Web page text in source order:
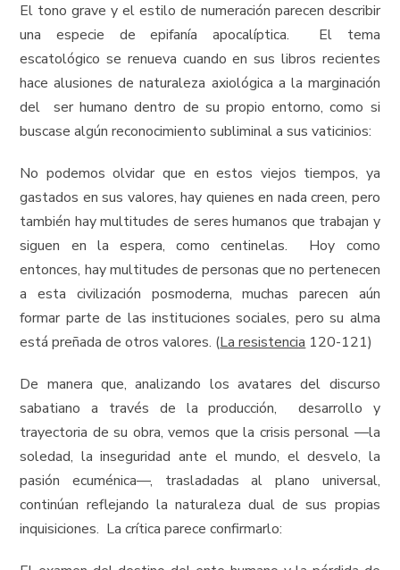
El tono grave y el estilo de numeración parecen describir
una especie de epifanía apocalíptica. El tema
escatológico se renueva cuando en sus libros recientes
hace alusiones de naturaleza axiológica a la marginación
del ser humano dentro de su propio entorno, como si
buscase algún reconocimiento subliminal a sus vaticinios:
No podemos olvidar que en estos viejos tiempos, ya
gastados en sus valores, hay quienes en nada creen, pero
también hay multitudes de seres humanos que trabajan y
siguen en la espera, como centinelas. Hoy como
entonces, hay multitudes de personas que no pertenecen
a esta civilización posmoderna, muchas parecen aún
formar parte de las instituciones sociales, pero su alma
está preñada de otros valores. (La resistencia 120-121)
De manera que, analizando los avatares del discurso
sabatiano a través de la producción, desarrollo y
trayectoria de su obra, vemos que la crisis personal ––la
soledad, la inseguridad ante el mundo, el desvelo, la
pasión ecuménica––, trasladadas al plano universal,
continúan reflejando la naturaleza dual de sus propias
inquisiciones. La crítica parece confirmarlo: